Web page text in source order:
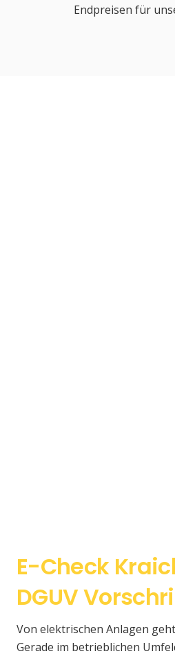
Endpreisen für
E-Check
DGUV
Von elektrischen Anlagen
Gerade im betrieblichen